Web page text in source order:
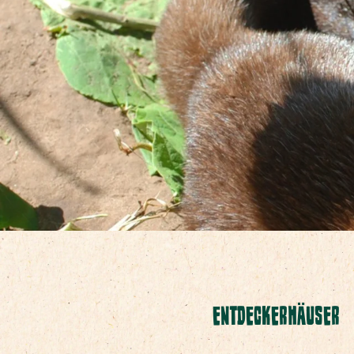
ENTDECKERHÄUSER